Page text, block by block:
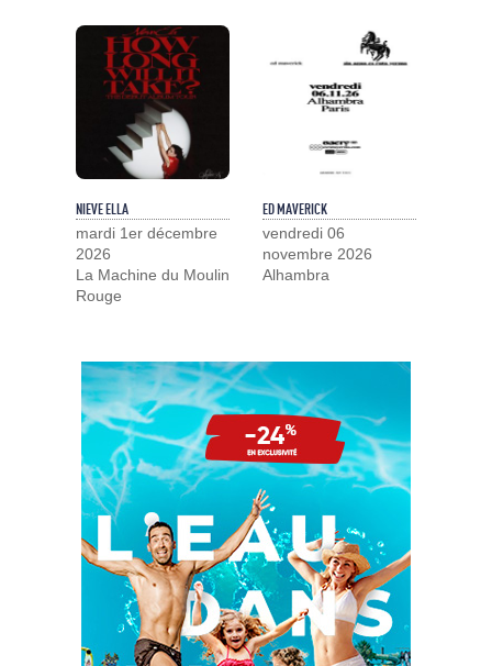
NIEVE ELLA
mardi 1er décembre
2026
La Machine du Moulin
Rouge
ED MAVERICK
vendredi 06
novembre 2026
Alhambra